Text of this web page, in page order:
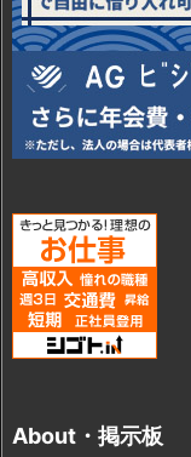
About・掲示板